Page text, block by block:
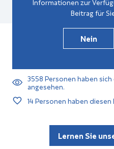
Beitrag für
Nein
3558Personen haben
angesehen.
14Personen haben
Lernen Sie